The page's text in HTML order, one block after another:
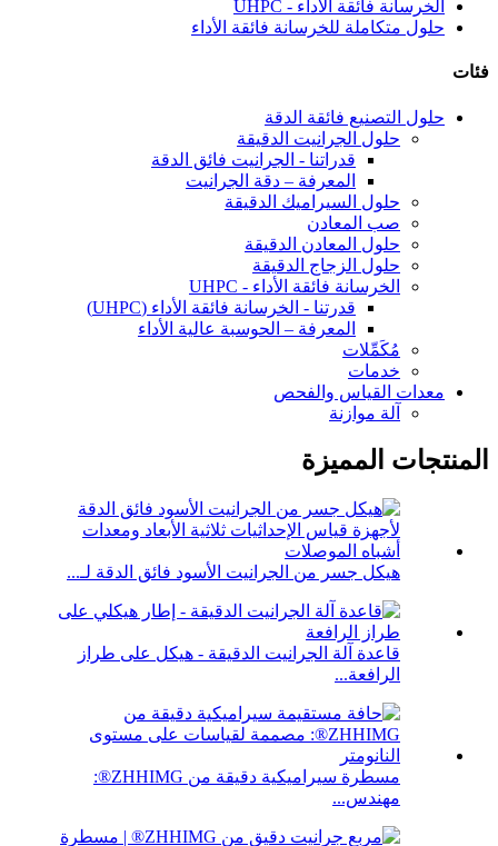
الخرسانة فائقة الأداء - UHPC
حلول متكاملة للخرسانة فائقة الأداء
فئات
حلول التصنيع فائقة الدقة
حلول الجرانيت الدقيقة
قدراتنا - الجرانيت فائق الدقة
المعرفة – دقة الجرانيت
حلول السيراميك الدقيقة
صب المعادن
حلول المعادن الدقيقة
حلول الزجاج الدقيقة
الخرسانة فائقة الأداء - UHPC
قدرتنا - الخرسانة فائقة الأداء (UHPC)
المعرفة – الحوسبة عالية الأداء
مُكَمِّلات
خدمات
معدات القياس والفحص
آلة موازنة
المنتجات المميزة
هيكل جسر من الجرانيت الأسود فائق الدقة لـ...
قاعدة آلة الجرانيت الدقيقة - هيكل على طراز
الرافعة...
مسطرة سيراميكية دقيقة من ZHHIMG®:
مهندس...